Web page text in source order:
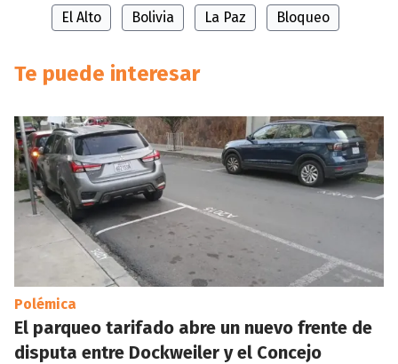
El Alto Bolivia La Paz Bloqueo
Te puede interesar
Polémica
El parqueo tarifado abre un nuevo frente de
disputa entre Dockweiler y el Concejo